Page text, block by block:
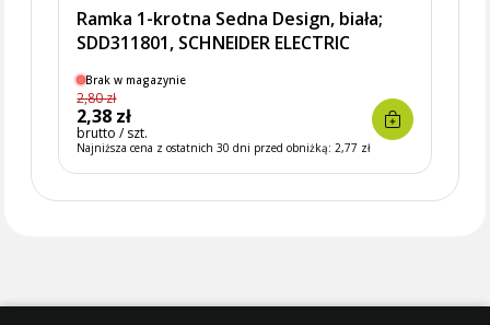
Ramka 1-krotna Sedna Design, biała;
SDD311801, SCHNEIDER ELECTRIC
Brak w magazynie
2,80 zł
2,38 zł
brutto / szt.
Najniższa cena z ostatnich 30 dni przed obniżką:2,77 zł